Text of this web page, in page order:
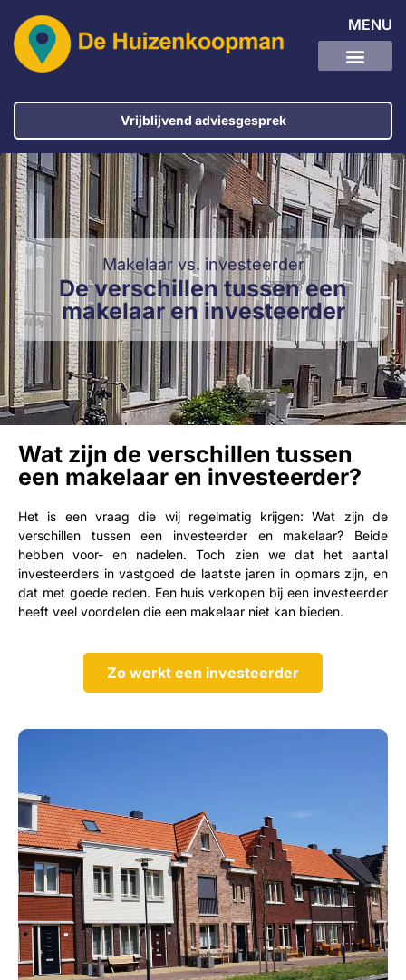
MENU
Vrijblijvend adviesgesprek
Makelaar vs. investeerder
De verschillen tussen een
makelaar en investeerder
Wat zijn de verschillen tussen
een makelaar en investeerder?
Het is een vraag die wij regelmatig krijgen: Wat zijn de
verschillen tussen een investeerder en makelaar? Beide
hebben voor- en nadelen. Toch zien we dat het aantal
investeerders in vastgoed de laatste jaren in opmars zijn, en
dat met goede reden. Een huis verkopen bij een investeerder
heeft veel voordelen die een makelaar niet kan bieden.
Zo werkt een investeerder